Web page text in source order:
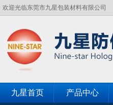
欢迎光临东莞市九星包装材料有限公司
九星首页 产品中心